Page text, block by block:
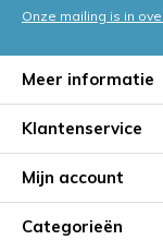
Onze mailing is in
Meer informatie
Klantenservice
Mijn account
Categorieën